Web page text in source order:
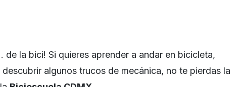
de la bici! Si quieres aprender a andar en bicicleta,
algunos trucos de mecánica, no te pierdas la